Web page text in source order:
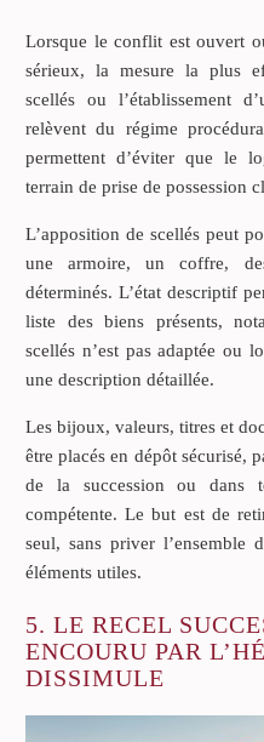
Lorsque le conflit est ouvert
sérieux, la mesure la plus
scellés ou l’établissement
relèvent du régime
permettent d’éviter que le
terrain de prise de possession
L’apposition de scellés peut
une armoire, un coffre,
déterminés. L’état descriptif
liste des biens présents,
scellés n’est pas adaptée ou
une description détaillée.
Les bijoux, valeurs, titres et
être placés en dépôt sécurisé,
de la succession ou dans
compétente. Le but est de
seul, sans priver l’ensemble
éléments utiles.
5. LE RECEL
ENCOURU PAR
DISSIMULE